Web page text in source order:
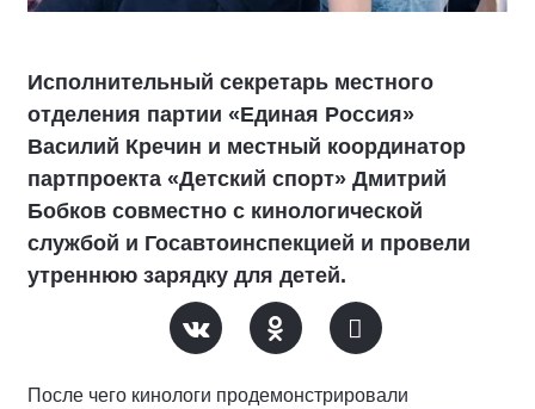
Исполнительный секретарь местного
отделения партии «Единая Россия»
Василий Кречин и местный координатор
партпроекта «Детский спорт» Дмитрий
Бобков совместно с кинологической
службой и Госавтоинспекцией и провели
утреннюю зарядку для детей.
После чего кинологи продемонстрировали